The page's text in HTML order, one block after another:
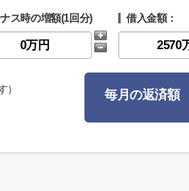
ス時の増額(1回分) 借入金額：
）
毎月の返済額